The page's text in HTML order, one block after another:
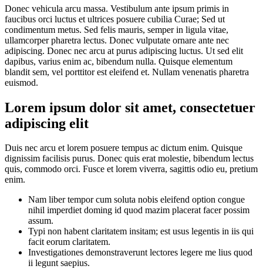
Donec vehicula arcu massa. Vestibulum ante ipsum primis in
faucibus orci luctus et ultrices posuere cubilia Curae; Sed ut
condimentum metus. Sed felis mauris, semper in ligula vitae,
ullamcorper pharetra lectus. Donec vulputate ornare ante nec
adipiscing. Donec nec arcu at purus adipiscing luctus. Ut sed elit
dapibus, varius enim ac, bibendum nulla. Quisque elementum
blandit sem, vel porttitor est eleifend et. Nullam venenatis pharetra
euismod.
Lorem ipsum dolor sit amet, consectetuer
adipiscing elit
Duis nec arcu et lorem posuere tempus ac dictum enim. Quisque
dignissim facilisis purus. Donec quis erat molestie, bibendum lectus
quis, commodo orci. Fusce et lorem viverra, sagittis odio eu, pretium
enim.
Nam liber tempor cum soluta nobis eleifend option congue
nihil imperdiet doming id quod mazim placerat facer possim
assum.
Typi non habent claritatem insitam; est usus legentis in iis qui
facit eorum claritatem.
Investigationes demonstraverunt lectores legere me lius quod
ii legunt saepius.